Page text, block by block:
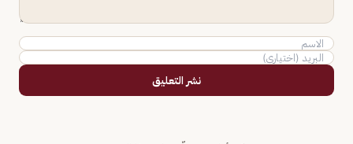
نشر التعليق